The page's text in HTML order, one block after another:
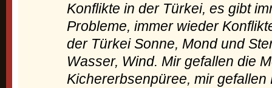
Konflikte in der Türkei, es gibt
Probleme, immer wieder
der Türkei Sonne, Mond und
Wasser, Wind. Mir gefallen die
Kichererbsenpüree, mir gefallen